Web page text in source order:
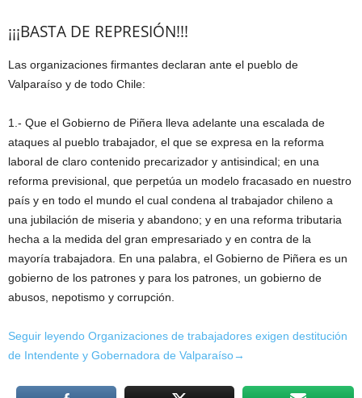
¡¡¡BASTA DE REPRESIÓN!!!
Las organizaciones firmantes declaran ante el pueblo de
Valparaíso y de todo Chile:
1.- Que el Gobierno de Piñera lleva adelante una escalada de
ataques al pueblo trabajador, el que se expresa en la reforma
laboral de claro contenido precarizador y antisindical; en una
reforma previsional, que perpetúa un modelo fracasado en nuestro
país y en todo el mundo el cual condena al trabajador chileno a
una jubilación de miseria y abandono; y en una reforma tributaria
hecha a la medida del gran empresariado y en contra de la
mayoría trabajadora. En una palabra, el Gobierno de Piñera es un
gobierno de los patrones y para los patrones, un gobierno de
abusos, nepotismo y corrupción.
Seguir leyendo Organizaciones de trabajadores exigen destitución
de Intendente y Gobernadora de Valparaíso→